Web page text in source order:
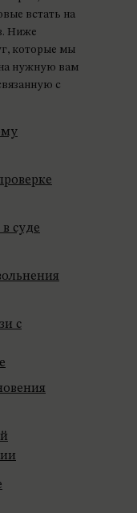
суде
встать на
Ниже
которые мы
нужную вам
с
с